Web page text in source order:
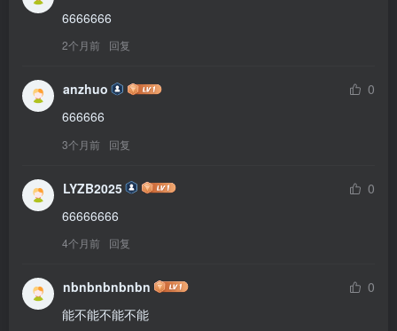
6666666
2个月前 回复
anzhuo
0
666666
3个月前 回复
LYZB2025
0
66666666
4个月前 回复
nbnbnbnbnbn
0
能不能不能不能